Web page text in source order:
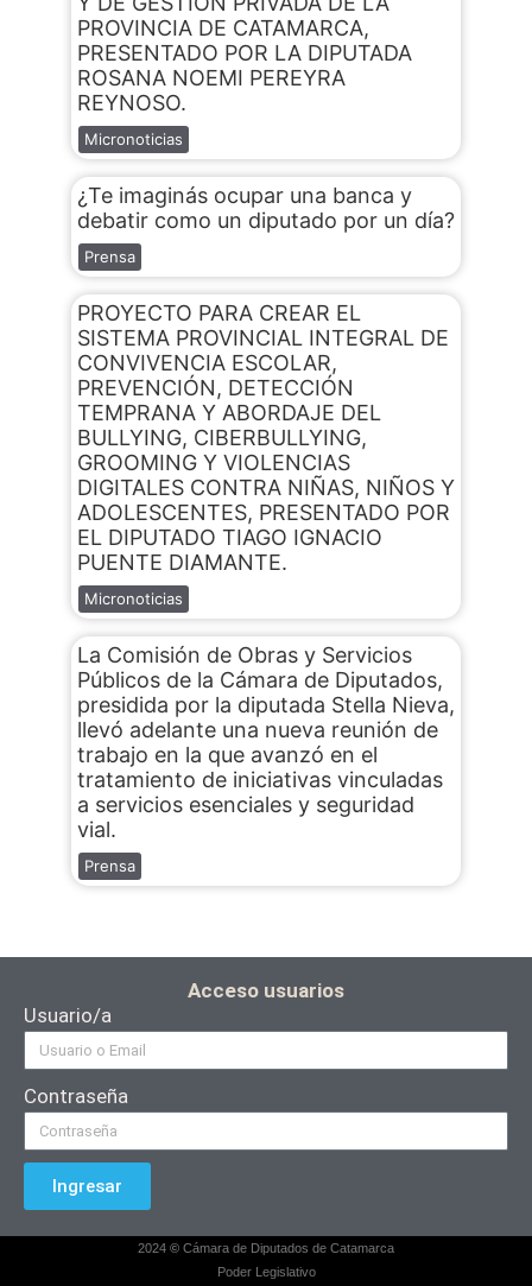
PROVINCIA DE CATAMARCA,
PRESENTADO POR LA DIPUTADA
ROSANA NOEMI PEREYRA
REYNOSO.
Micronoticias
¿Te imaginás ocupar una banca y
debatir como un diputado por un día?
Prensa
PROYECTO PARA CREAR EL
SISTEMA PROVINCIAL INTEGRAL DE
CONVIVENCIA ESCOLAR,
PREVENCIÓN, DETECCIÓN
TEMPRANA Y ABORDAJE DEL
BULLYING, CIBERBULLYING,
GROOMING Y VIOLENCIAS
DIGITALES CONTRA NIÑAS, NIÑOS Y
ADOLESCENTES, PRESENTADO POR
EL DIPUTADO TIAGO IGNACIO
PUENTE DIAMANTE.
Micronoticias
La Comisión de Obras y Servicios
Públicos de la Cámara de Diputados,
presidida por la diputada Stella Nieva,
llevó adelante una nueva reunión de
trabajo en la que avanzó en el
tratamiento de iniciativas vinculadas
a servicios esenciales y seguridad
vial.
Prensa
Acceso usuarios
Usuario/a
Contraseña
Ingresar
2024 © Cámara de Diputados de Catamarca
Poder Legislativo